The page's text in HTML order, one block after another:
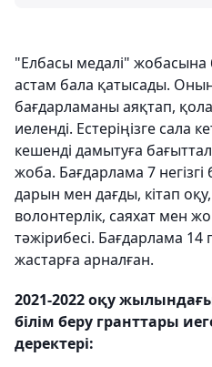
"Елбасы медалі"
астам бала қатысады.
бағдарламаны аяқтап,
иеленді. Естеріңізге сала
кешенді дамытуға
жоба. Бағдарлама 7
дарын мен дағды, кітап
волонтерлік, саяхат мен
тәжірибесі. Бағдарлама
жастарға арналған.
2021-2022 оқу
білім беру гранттары
деректері: